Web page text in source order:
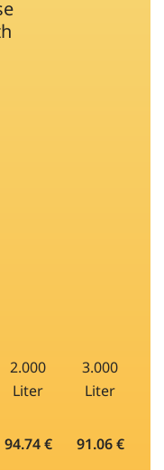
2.000
Liter
3.000
Liter
94.74 € 91.06 €